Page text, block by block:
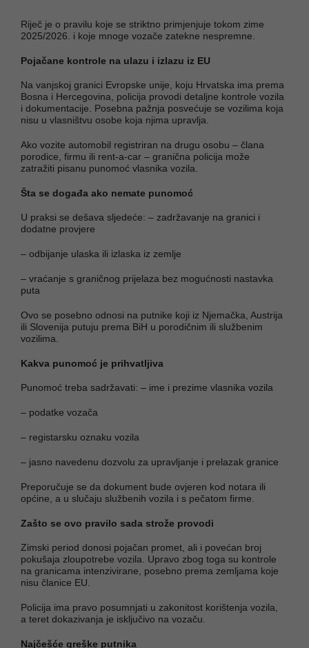
Riječ je o pravilu koje se striktno primjenjuje tokom zime
2025/2026. i koje mnoge vozače zatekne nespremne.
Pojačane kontrole na ulazu i izlazu iz EU
Na vanjskoj granici Evropske unije, koju Hrvatska ima prema
Bosna i Hercegovina, policija provodi detaljne kontrole vozila
i dokumentacije. Posebna pažnja posvećuje se vozilima koja
nisu u vlasništvu osobe koja njima upravlja.
Ako vozite automobil registriran na drugu osobu – člana
porodice, firmu ili rent-a-car – granična policija može
zatražiti pisanu punomoć vlasnika vozila.
Šta se događa ako nemate punomoć
U praksi se dešava sljedeće: – zadržavanje na granici i
dodatne provjere
– odbijanje ulaska ili izlaska iz zemlje
– vraćanje s graničnog prijelaza bez mogućnosti nastavka
puta
Ovo se posebno odnosi na putnike koji iz Njemačka, Austrija
ili Slovenija putuju prema BiH u porodičnim ili službenim
vozilima.
Kakva punomoć je prihvatljiva
Punomoć treba sadržavati: – ime i prezime vlasnika vozila
– podatke vozača
– registarsku oznaku vozila
– jasno navedenu dozvolu za upravljanje i prelazak granice
Preporučuje se da dokument bude ovjeren kod notara ili
općine, a u slučaju službenih vozila i s pečatom firme.
Zašto se ovo pravilo sada strože provodi
Zimski period donosi pojačan promet, ali i povećan broj
pokušaja zloupotrebe vozila. Upravo zbog toga su kontrole
na granicama intenzivirane, posebno prema zemljama koje
nisu članice EU.
Policija ima pravo posumnjati u zakonitost korištenja vozila,
a teret dokazivanja je isključivo na vozaču.
Najčešće greške putnika